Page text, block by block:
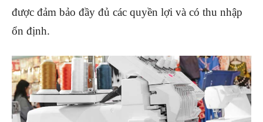
được đảm bảo đầy đủ các quyền lợi và có thu nhập
ổn định.